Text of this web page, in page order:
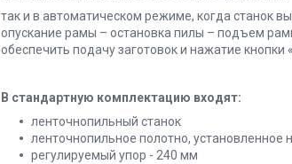
так и в автоматическом режиме, когда станок
опускание рамы – остановка пилы – подъем
обеспечить подачу заготовок и нажатие кнопки
В стандартную комплектацию входят:
ленточнопильный станок
ленточнопильное полотно, установленное
регулируемый упор - 240 мм